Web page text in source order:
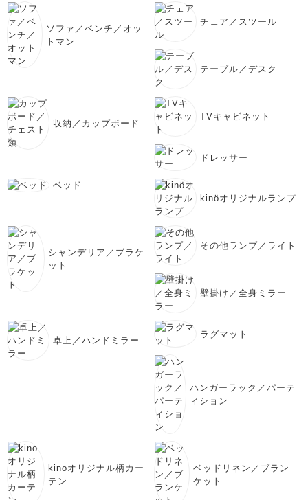
ソファ／ベンチ／オッ
トマン
チェア／スツール
テーブル／デスク
収納／カップボード
TVキャビネット
ドレッサー
ベッド
kinöオリジナルランプ
シャンデリア／ブラケ
ット
その他ランプ／ライト
壁掛け／全身ミラー
卓上／ハンドミラー
ラグマット
ハンガーラック／パーテ
ィション
kinoオリジナル柄カー
テン
ベッドリネン／ブラン
ケット